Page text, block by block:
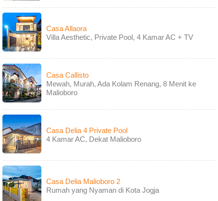
Casa Allaora
Villa Aesthetic, Private Pool, 4 Kamar AC + TV
Casa Callisto
Mewah, Murah, Ada Kolam Renang, 8 Menit ke
Malioboro
Casa Delia 4 Private Pool
4 Kamar AC, Dekat Malioboro
Casa Delia Malioboro 2
Rumah yang Nyaman di Kota Jogja